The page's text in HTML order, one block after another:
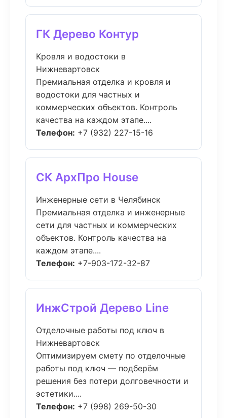
ГК Дерево Контур
Кровля и водостоки в
Нижневартовск
Премиальная отделка и кровля и
водостоки для частных и
коммерческих объектов. Контроль
качества на каждом этапе....
Телефон: +7 (932) 227-15-16
СК АрхПро House
Инженерные сети в Челябинск
Премиальная отделка и инженерные
сети для частных и коммерческих
объектов. Контроль качества на
каждом этапе....
Телефон: +7-903-172-32-87
ИнжСтрой Дерево Line
Отделочные работы под ключ в
Нижневартовск
Оптимизируем смету по отделочные
работы под ключ — подберём
решения без потери долговечности и
эстетики....
Телефон: +7 (998) 269-50-30